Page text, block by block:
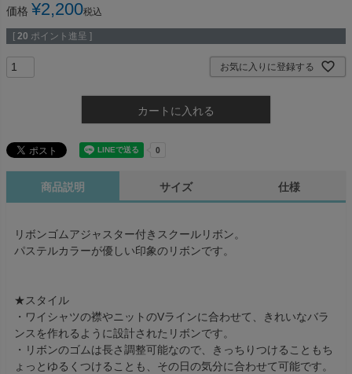
価格 ¥2,200税込
[ 20 ポイント進呈 ]
お気に入りに登録する
カートに入れる
商品説明 サイズ 仕様
リボンゴムアジャスター付きスクールリボン。
パステルカラーが優しい印象のリボンです。
★スタイル
・ワイシャツの襟やニットのVラインに合わせて、きれいなバラ
ンスを作れるように設計されたリボンです。
・リボンのゴムは長さ調整可能なので、きっちりつけることもち
ょっとゆるくつけることも、その日の気分に合わせて可能です。